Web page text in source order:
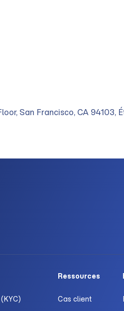
San Francisco, CA 94103,
Ressources
Cas client